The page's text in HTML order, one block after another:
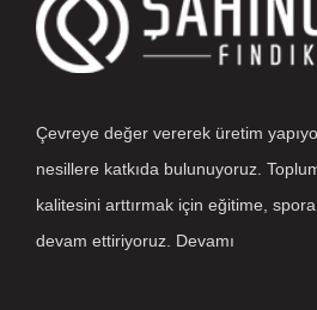
Çevreye değer vererek üretim
nesillere katkıda bulunuyoruz.
kalitesini arttırmak için eğitime,
devam ettiriyoruz. Devamı